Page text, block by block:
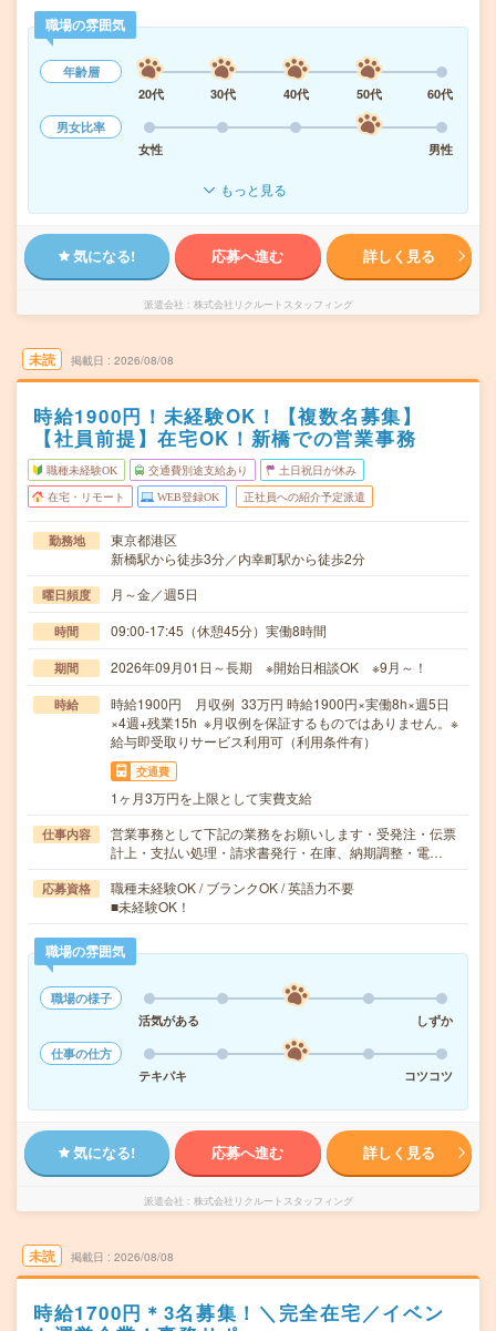
職場の雰囲気
年齢層
20代
30代 40代 50代
60代
男女比率
女性
男性
もっと見る
気になる! 応募へ進む 詳しく見る
派遣会社 株式会社リクルートスタッフィング
未読 掲載日 2026/08/08
時給1900円！未経験OK！【複数名募集】
【社員前提】在宅OK！新橋での営業事務
職種未経験OK 交通費別途支給あり 土日祝日が休み
在宅・リモート WEB登録OK 正社員への紹介予定派遣
勤務地
東京都港区
新橋駅から徒歩3分／内幸町駅から徒歩2分
曜日頻度 月～金／週5日
時間 09:00-17:45（休憩45分）実働8時間
期間 2026年09月01日～長期 ※開始日相談OK ※9月～！
時給
時給1900円 月収例 33万円 時給1900円×実働8h×週5日
×4週+残業15h ※月収例を保証するものではありません。※
給与即受取りサービス利用可（利用条件有）
交通費
1ヶ月3万円を上限として実費支給
仕事内容
営業事務として下記の業務をお願いします・受発注・伝票
計上・支払い処理・請求書発行・在庫、納期調整・電…
応募資格
職種未経験OK / ブランクOK / 英語力不要
■未経験OK！
職場の雰囲気
職場の様子
活気がある
しずか
仕事の仕方
テキパキ
コツコツ
気になる! 応募へ進む 詳しく見る
派遣会社 株式会社リクルートスタッフィング
未読 掲載日 2026/08/08
時給1700円＊3名募集！＼完全在宅／イベン